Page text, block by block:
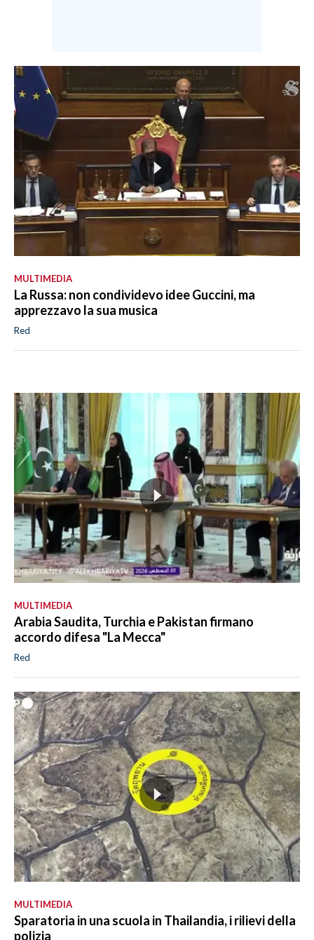
MULTIMEDIA
La Russa: non condividevo idee Guccini, ma
apprezzavo la sua musica
Red
MULTIMEDIA
Arabia Saudita, Turchia e Pakistan firmano
accordo difesa "La Mecca"
Red
MULTIMEDIA
Sparatoria in una scuola in Thailandia, i rilievi della
polizia